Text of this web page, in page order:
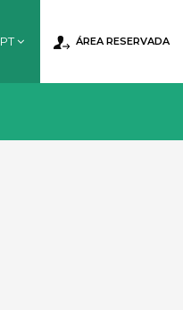
PT ÁREA RESERVADA